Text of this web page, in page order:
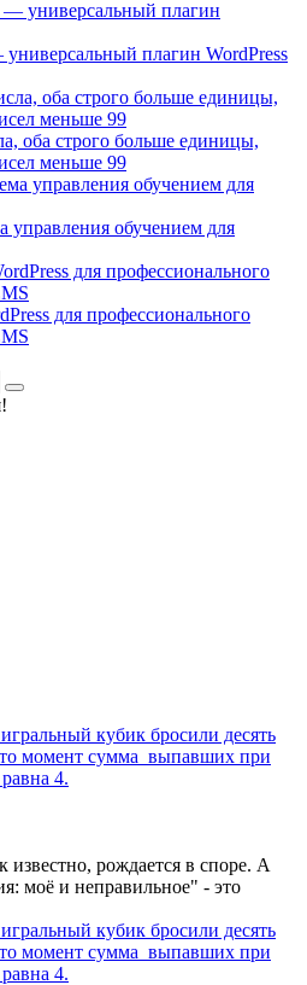
плагин WordPress
оба строго больше единицы,
меньше 99
управления обучением для
для профессионального
кубик бросили десять
то момент сумма выпавших при
4.
известно, рождается в споре. А
моё и неправильное" - это
кубик бросили десять
то момент сумма выпавших при
4.